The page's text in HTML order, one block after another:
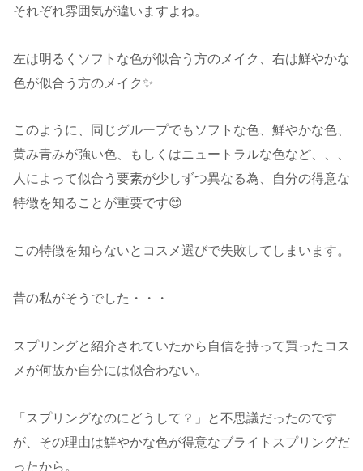
それぞれ雰囲気が違いますよね。
左は明るくソフトな色が似合う方のメイク、右は鮮やかな
色が似合う方のメイク✨
このように、同じグループでもソフトな色、鮮やかな色、
黄み青みが強い色、もしくはニュートラルな色など、、、
人によって似合う要素が少しずつ異なる為、自分の得意な
特徴を知ることが重要です😊
この特徴を知らないとコスメ選びで失敗してしまいます。
昔の私がそうでした・・・
スプリングと紹介されていたから自信を持って買ったコス
メが何故か自分には似合わない。
「スプリングなのにどうして？」と不思議だったのです
が、その理由は鮮やかな色が得意なブライトスプリングだ
ったから。